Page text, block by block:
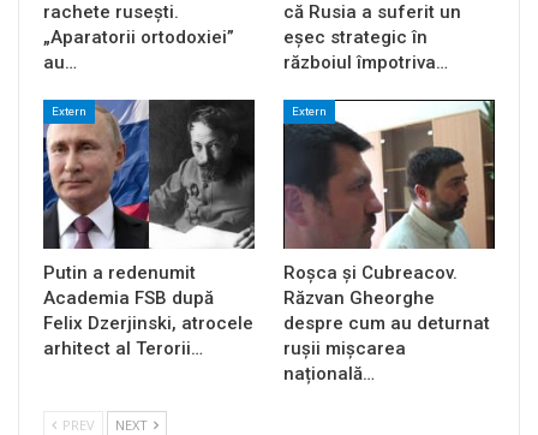
rachete rusești.
„Aparatorii ortodoxiei”
au…
că Rusia a suferit un
eșec strategic în
războiul împotriva…
Extern
Putin a redenumit
Academia FSB după
Felix Dzerjinski, atrocele
arhitect al Terorii…
Extern
Roșca și Cubreacov.
Răzvan Gheorghe
despre cum au deturnat
rușii mișcarea
națională…
PREV NEXT